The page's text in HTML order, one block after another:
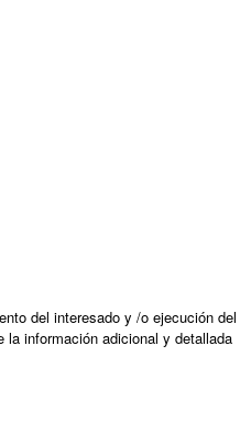
del interesado y /o ejecución del
información adicional y detallada